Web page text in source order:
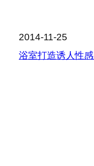
2014-11-25
浴室打造诱人性